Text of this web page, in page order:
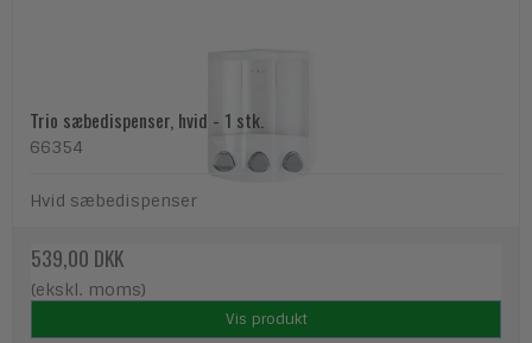
Trio sæbedispenser, hvid - 1 stk.
66354
Hvid sæbedispenser
539,00 DKK
(ekskl. moms)
Vis produkt